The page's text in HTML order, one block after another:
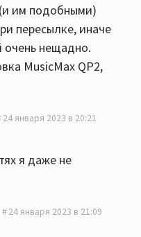
им подобными)
пересылке, иначе
очень нещадно.
MusicMax QP2,
24 января 2023 в 20:21
я даже не
24 января 2023 в 21:09